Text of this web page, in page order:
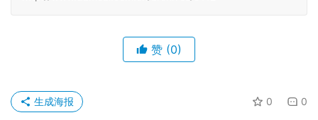
赞 (0)
0 0
生成海报